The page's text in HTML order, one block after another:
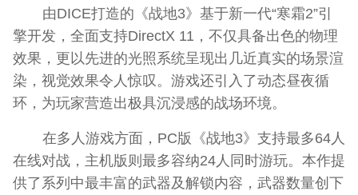
由DICE打造的《战地3》基于新一代“寒霜2”引
擎开发，全面支持DirectX 11，不仅具备出色的物理
效果，更以先进的光照系统呈现出几近真实的场景渲
染，视觉效果令人惊叹。游戏还引入了动态昼夜循
环，为玩家营造出极具沉浸感的战场环境。
在多人游戏方面，PC版《战地3》支持最多64人
在线对战，主机版则最多容纳24人同时游玩。本作提
供了系列中最丰富的武器及解锁内容，武器数量创下